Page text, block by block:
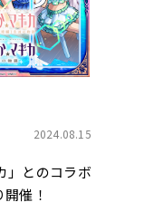
2024.08.15
とのコラボ
催！